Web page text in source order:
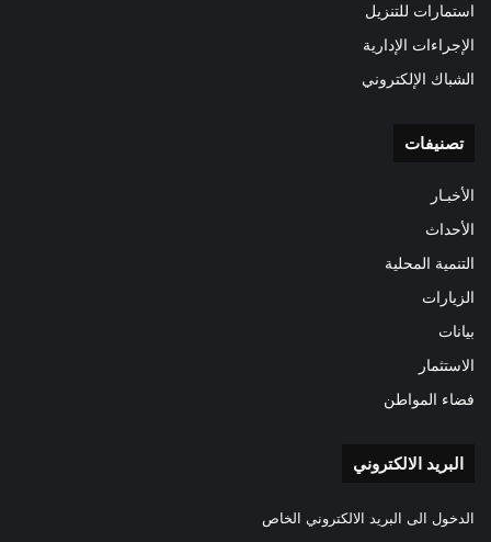
استمارات للتنزيل
الإجراءات الإدارية
الشباك الإلكتروني
تصنيفات
الأخبـار
الأحداث
التنمية المحلية
الزيارات
بيانات
الاستثمار
فضاء المواطن
البريد الالكتروني
الدخول الى البريد الالكتروني الخاص